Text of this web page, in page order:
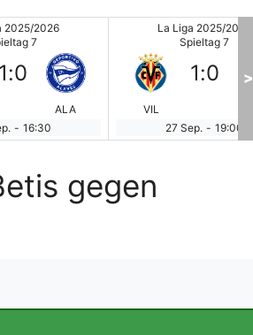
2025/2026
7
1:0
ALA
- 16:30
La Liga 2025/2026
Spieltag 7
VIL
1:0
27 Sep. - 19:00
>
gegen